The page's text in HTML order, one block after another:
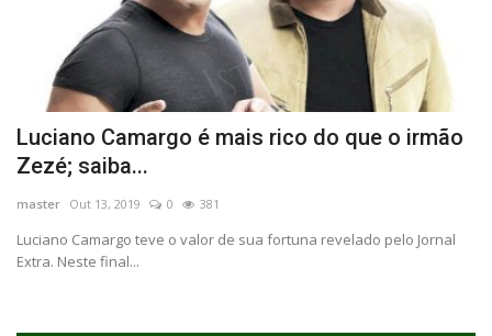
Luciano Camargo é mais rico do que o irmão
Zezé; saiba...
master Out 13, 2019 0 381
Luciano Camargo teve o valor de sua fortuna revelado pelo Jornal
Extra. Neste final...